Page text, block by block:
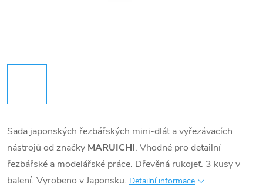
Sada japonských řezbářských mini-dlát a vyřezávacích
nástrojů od značky MARUICHI. Vhodné pro detailní
řezbářské a modelářské práce. Dřevěná rukojeť. 3 kusy v
balení. Vyrobeno v Japonsku. Detailní informace